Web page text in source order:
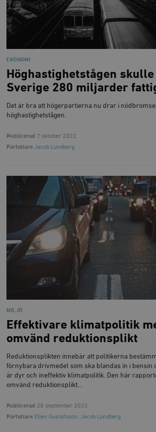
EKONOMI
Höghastighetstågen skulle
Sverige 280 miljarder
Det är bra att högerpartierna nu drar i
höghastighetstågen.
Publicerad 7 oktober 2022
Författare Jacob Lundberg
MILJÖ
Effektivare klimatpolitik
omvänd reduktionsplikt
Reduktionsplikten innebär att politikerna
förnybara drivmedel som ska blandas in i bensin
är dyr och ineffektiv klimatpolitik. Den här
omvänd reduktionsplikt…
Publicerad 28 september 2022
Författare Ellen Gustafsson, Jacob Lundberg